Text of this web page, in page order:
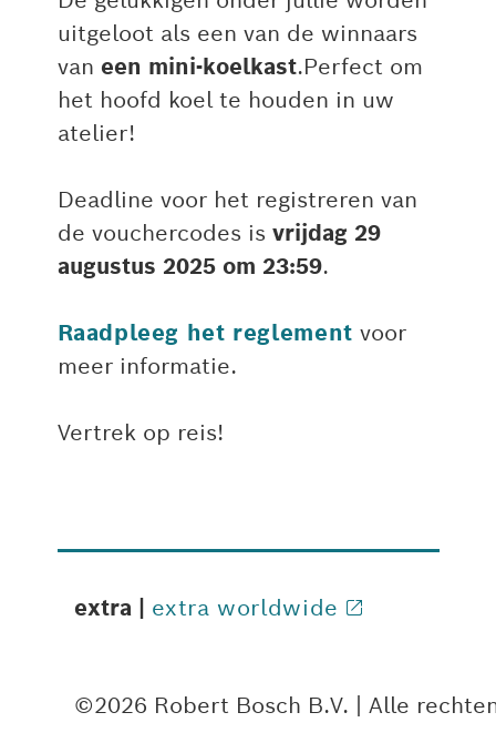
uitgeloot als een van de winnaars
van een mini-koelkast.Perfect om
het hoofd koel te houden in uw
atelier!
Deadline voor het registreren van
de vouchercodes is vrijdag 29
augustus 2025 om 23:59.
Raadpleeg het reglement voor
meer informatie.
Vertrek op reis!
extra | extra worldwide
©2026 Robert Bosch B.V. | Alle